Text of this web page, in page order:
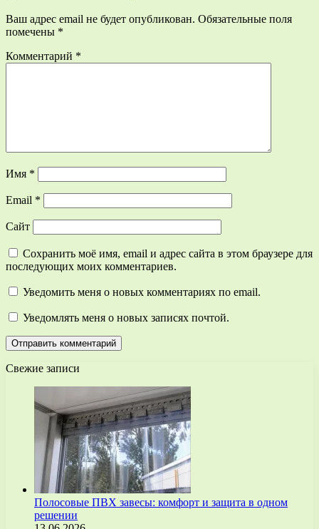
Ваш адрес email не будет опубликован. Обязательные поля
помечены *
Комментарий *
Имя *
Email *
Сайт
Сохранить моё имя, email и адрес сайта в этом браузере для
последующих моих комментариев.
Уведомить меня о новых комментариях по email.
Уведомлять меня о новых записях почтой.
Свежие записи
Полосовые ПВХ завесы: комфорт и защита в одном
решении